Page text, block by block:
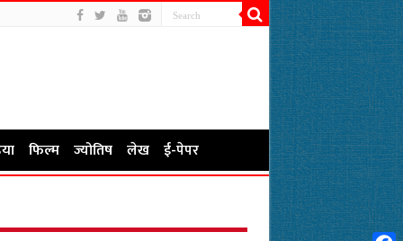
फिल्म ज्योतिष लेख ई-पेपर